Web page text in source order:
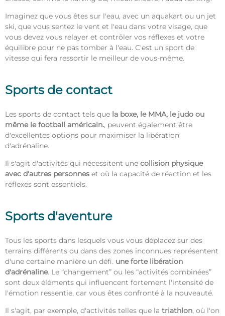
Imaginez que vous êtes sur l'eau, avec un aquakart ou un jet
ski, que vous sentez le vent et l'eau dans votre visage, que
vous devez vous relayer et contrôler vos réflexes et votre
équilibre pour ne pas tomber à l'eau. C'est un sport de
vitesse qui fera ressortir le meilleur de vous-même.
Sports de contact
Les sports de contact tels que la boxe, le MMA, le judo ou
même le football américain., peuvent également être
d'excellentes options pour maximiser la libération
d'adrénaline.
Il s'agit d'activités qui nécessitent une collision physique
avec d'autres personnes et où la capacité de réaction et les
réflexes sont essentiels.
Sports d'aventure
Tous les sports dans lesquels vous vous déplacez sur des
terrains différents ou dans des zones inconnues représentent
d'une certaine manière un défi. une forte libération
d'adrénaline. Le “changement” ou les “activités combinées”
sont deux éléments qui influencent fortement l'intensité de
l'émotion ressentie, car vous êtes confronté à la nouveauté.
Il s'agit, par exemple, d'activités telles que la triathlon, où l'on